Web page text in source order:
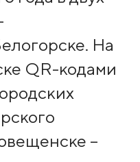
На
QR-кодами
–